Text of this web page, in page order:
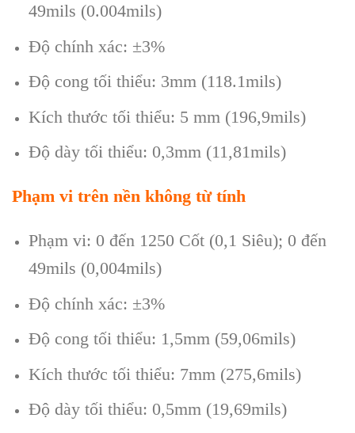
49mils (0.004mils)
Độ chính xác: ±3%
Độ cong tối thiểu: 3mm (118.1mils)
Kích thước tối thiểu: 5 mm (196,9mils)
Độ dày tối thiểu: 0,3mm (11,81mils)
Phạm vi trên nền không từ tính
Phạm vi: 0 đến 1250 Cốt (0,1 Siêu); 0 đến
49mils (0,004mils)
Độ chính xác: ±3%
Độ cong tối thiểu: 1,5mm (59,06mils)
Kích thước tối thiểu: 7mm (275,6mils)
Độ dày tối thiểu: 0,5mm (19,69mils)